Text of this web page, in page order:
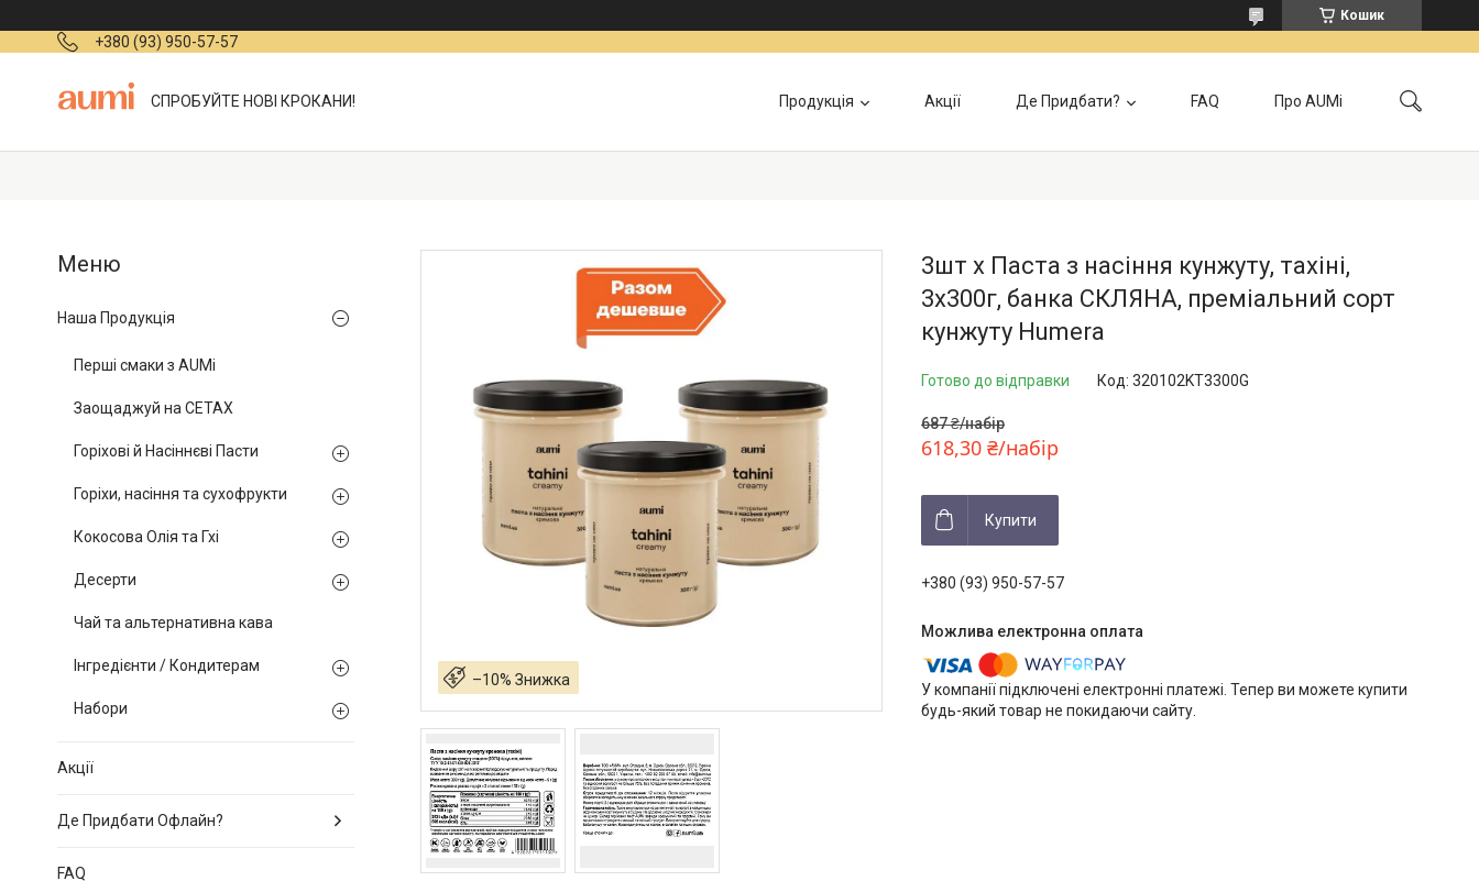
Кошик
+380 (93) 950-57-57
СПРОБУЙТЕ НОВІ КРОКАНИ! Продукція Акції Де Придбати? FAQ Про AUMi
Головна
–10%
3шт х Паста з насіння кунжуту, тахіні,
3х300г, банка СКЛЯНА, преміальний сорт
кунжуту Humera
Готово до відправки Код: 320102KT3300G
687 ₴/набір
618,30 ₴/набір
Купити
+380 (93) 950-57-57
У компанії підключені електронні платежі. Тепер ви можете купити
будь-який товар не покидаючи сайту.
Наша Продукція
Перші смаки з AUMi
Заощаджуй на СЕТАХ
Горіхові й Насіннєві Пасти
Горіхи, насіння та сухофрукти
Кокосова Олія та Гхі
Десерти
Чай та альтернативна кава
Інгредієнти / Кондитерам
Набори
Акції
Де Придбати Офлайн?
FAQ